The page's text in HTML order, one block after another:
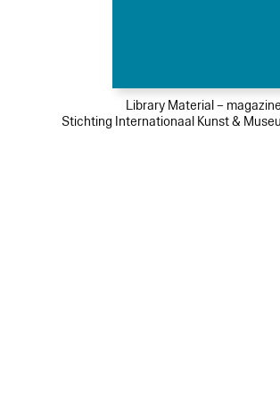
Library Material – magazine
Stichting Internationaal Kunst &